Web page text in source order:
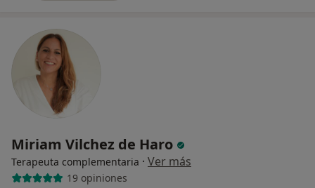
Miriam Vilchez de Haro
Terapeuta complementaria · Ver más
19 opiniones